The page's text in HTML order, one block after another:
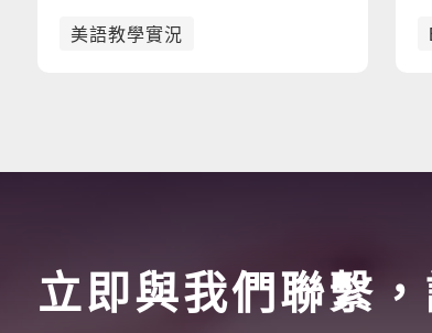
美語教學實況
立即與我們聯繫